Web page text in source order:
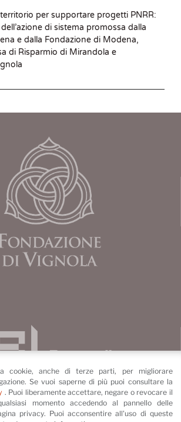
per supportare progetti PNRR:
di sistema promossa dalla
e dalla Fondazione di Modena,
di Risparmio di Mirandola e
cookie, anche di terze parti, per migliorare
Se vuoi saperne di più puoi consultare la
. Puoi liberamente accettare, negare o revocare il
momento accedendo al pannello delle
privacy. Puoi acconsentire all'uso di queste